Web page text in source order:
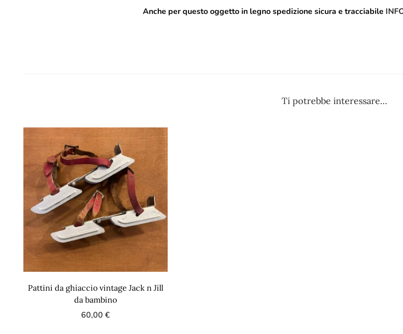
Anche per questo oggetto in legno spedizione sicura e tracciabile
Ti potrebbe interessare…
Pattini da ghiaccio vintage Jack n Jill
da bambino
60,00 €